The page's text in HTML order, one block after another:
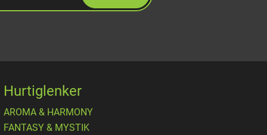
Hurtiglenker
AROMA & HARMONY
FANTASY & MYSTIK